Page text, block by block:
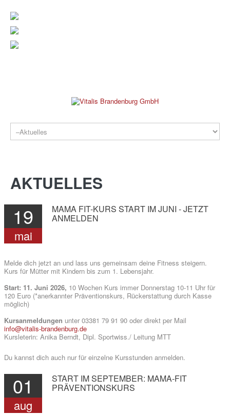
PRAXEN
GESUNDHEITSSPORT
AKTUELLES
19
mai
MAMA FIT-KURS START IMJUNI -JETZT
ANMELDEN
Melde dich jetzt an und lass uns gemeinsam deine Fitness steigern.
Kurs für Mütter mit Kindern bis zum 1. Lebensjahr.
Start: 11. Juni 2026, 10 Wochen Kurs immer Donnerstag 10-11 Uhr für
120 Euro (*anerkannter Präventionskurs, Rückerstattung durch Kasse
möglich)
Kursanmeldungen unter 03381 79 91 90 oder direkt per Mail
info@vitalis-brandenburg.de
Kursleterin: Anika Berndt, Dipl. Sportwiss./ Leitung MTT
Du kannst dich auch nur für einzelne Kursstunden anmelden.
01
aug
START IMSEPTEMBER: MAMA-FIT
PRÄVENTIONSKURS